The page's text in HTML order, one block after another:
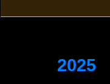
2025